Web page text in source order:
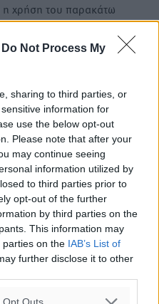
Do Not Process My
sharing to third parties, or
information for
use the below opt-out
Please note that after your
may continue seeing
information utilized by
to third parties prior to
opt-out of the further
by third parties on the
This information may
parties on the IAB’s List of
further disclose it to other
Opt Outs
η χρήση του παρακάτω
προς το άρθρο